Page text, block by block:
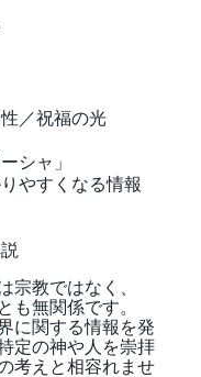
／祝福の光
シャ」
やすくなる情報
宗教ではなく、
も無関係です。
に関する情報を発
定の神や人を崇拝
考えと相容れませ